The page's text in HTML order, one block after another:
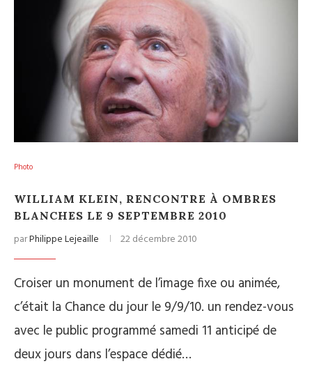
Photo
WILLIAM KLEIN, RENCONTRE À OMBRES
BLANCHES LE 9 SEPTEMBRE 2010
parPhilippe Lejeaille 22 décembre 2010
Croiser un monument de l’image fixe ou animée,
c’était la Chance du jour le 9/9/10. un rendez-vous
avec le public programmé samedi 11 anticipé de
deux jours dans l’espace dédié…